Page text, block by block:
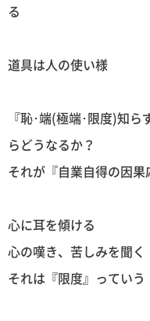
る
道具は人の使い様
『恥･端(極端･限度)知
らどうなるか？
それが『自業自得の因果
心に耳を傾ける
心の嘆き、苦しみを聞く
それは『限度』っていう